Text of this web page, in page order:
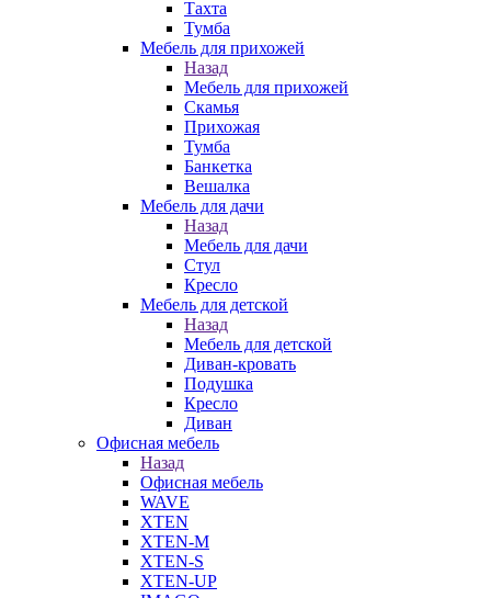
Тахта
Тумба
Мебель для прихожей
Назад
Мебель для прихожей
Скамья
Прихожая
Тумба
Банкетка
Вешалка
Мебель для дачи
Назад
Мебель для дачи
Стул
Кресло
Мебель для детской
Назад
Мебель для детской
Диван-кровать
Подушка
Кресло
Диван
Офисная мебель
Назад
Офисная мебель
WAVE
XTEN
XTEN-M
XTEN-S
XTEN-UP